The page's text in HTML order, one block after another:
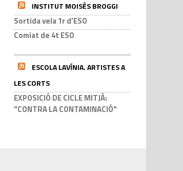
INSTITUT MOISÈS BROGGI
Sortida vela 1r d’ESO
Comiat de 4t ESO
ESCOLA LAVÍNIA. ARTISTES A
LES CORTS
EXPOSICIÓ DE CICLE MITJÀ:
"CONTRA LA CONTAMINACIÓ"